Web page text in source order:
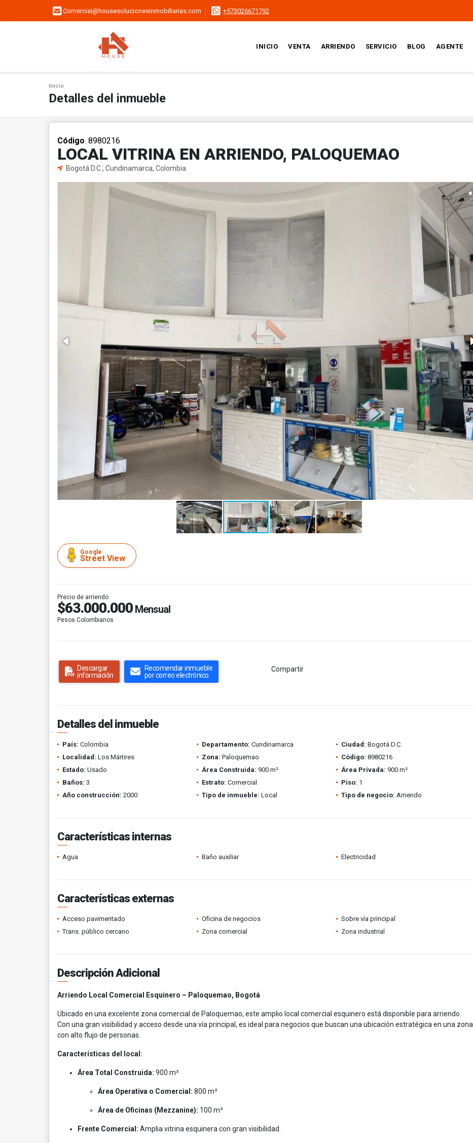
Comercial@housesolucionesinmobiliarias.com +573026671792
INICIO VENTA ARRIENDO SERVICIO BLOG AGENTE
Inicio
Detalles del inmueble
Código. 8980216
LOCAL VITRINA EN ARRIENDO, PALOQUEMAO
Bogotá D.C., Cundinamarca, Colombia
Google
Street View
Precio de arriendo
$63.000.000 Mensual
Pesos Colombianos
Descargar
información
Recomendar inmueble
por correo electrónico
Compartir
Detalles del inmueble
País: Colombia Departamento: Cundinamarca Ciudad: Bogotá D.C.
Localidad: Los Mártires Zona: Paloquemao Código: 8980216
Estado: Usado Área Construida: 900 m² Área Privada: 900 m²
Baños: 3 Estrato: Comercial Piso: 1
Año construcción: 2000 Tipo de inmueble: Local Tipo de negocio: Arriendo
Características internas
Agua Baño auxiliar Electricidad
Características externas
Acceso pavimentado Oficina de negocios
Sobre vía principal
Trans. público cercano
Zona comercial Zona industrial
Descripción Adicional
Arriendo Local Comercial Esquinero – Paloquemao, Bogotá
Ubicado en una excelente zona comercial de Paloquemao, este amplio local comercial esquinero está disponible para arriendo.
Con una gran visibilidad y acceso desde una vía principal, es ideal para negocios que buscan una ubicación estratégica en una zona
con alto flujo de personas.
Características del local:
Área Total Construida: 900 m²
Área Operativa o Comercial: 800 m²
Área de Oficinas (Mezzanine): 100 m²
Frente Comercial: Amplia vitrina esquinera con gran visibilidad.